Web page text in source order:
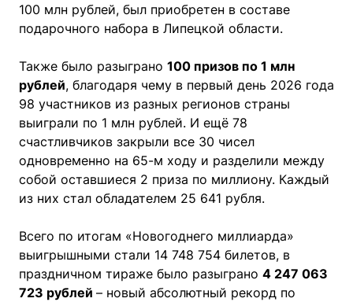
100 млн рублей, был приобретен в составе
подарочного набора в Липецкой области.
Также было разыграно 100 призов по 1 млн
рублей, благодаря чему в первый день 2026 года
98 участников из разных регионов страны
выиграли по 1 млн рублей. И ещё 78
счастливчиков закрыли все 30 чисел
одновременно на 65-м ходу и разделили между
собой оставшиеся 2 приза по миллиону. Каждый
из них стал обладателем 25 641 рубля.
Всего по итогам «Новогоднего миллиарда»
выигрышными стали 14 748 754 билетов, в
праздничном тираже было разыграно 4 247 063
723 рублей – новый абсолютный рекорд по